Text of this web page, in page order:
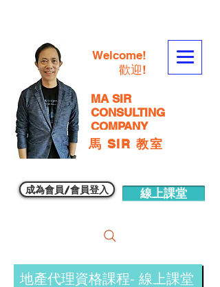
Welcome!
歡迎!
MA SIR
CONSULTING
COMPANY
馬 SIR 教室
成為會員/會員登入 線上課堂
地產代理資格課程- 線上課堂